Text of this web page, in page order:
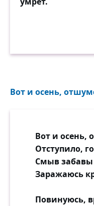
Вот и осень,
Вот и осень,
Отступило,
Смыв забавы
Заражаюсь
Повинуюсь,